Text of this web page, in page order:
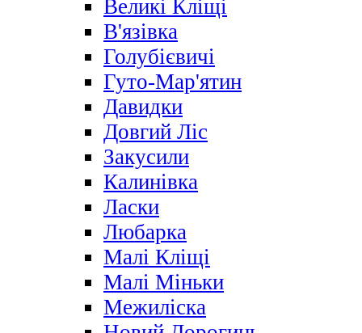
Великі Кліщі
В'язівка
Голубієвичі
Гуто-Мар'ятин
Давидки
Довгий Ліс
Закусили
Калинівка
Ласки
Любарка
Малі Кліщі
Малі Міньки
Межиліска